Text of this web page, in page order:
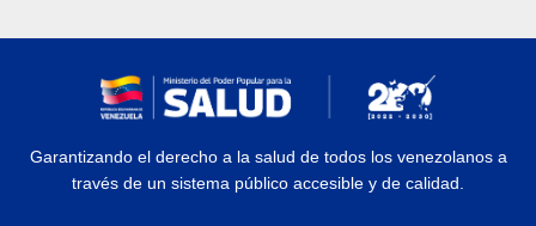
Garantizando el derecho a la salud de todos los venezolanos a
través de un sistema público accesible y de calidad.